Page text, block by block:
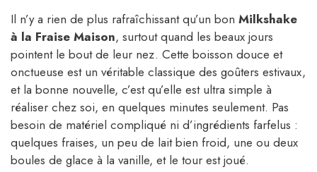
Il n’y a rien de plus rafraîchissant qu’un bon Milkshake
à la Fraise Maison, surtout quand les beaux jours
pointent le bout de leur nez. Cette boisson douce et
onctueuse est un véritable classique des goûters estivaux,
et la bonne nouvelle, c’est qu’elle est ultra simple à
réaliser chez soi, en quelques minutes seulement. Pas
besoin de matériel compliqué ni d’ingrédients farfelus :
quelques fraises, un peu de lait bien froid, une ou deux
boules de glace à la vanille, et le tour est joué.